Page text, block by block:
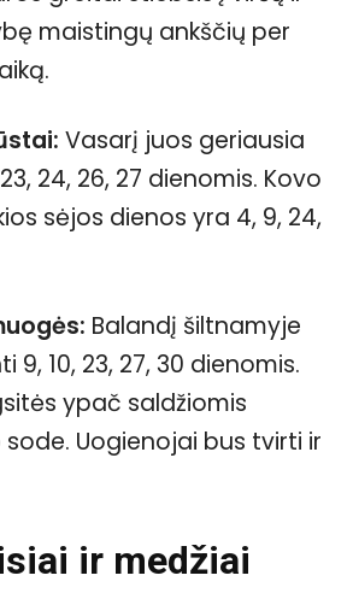
maistingų ankščių per
Vasarį juos geriausia
24, 26, 27 dienomis. Kovo
sėjos dienos yra 4, 9, 24,
Balandį šiltnamyje
10, 23, 27, 30 dienomis.
ypač saldžiomis
Uogienojai bus tvirti ir
ir medžiai